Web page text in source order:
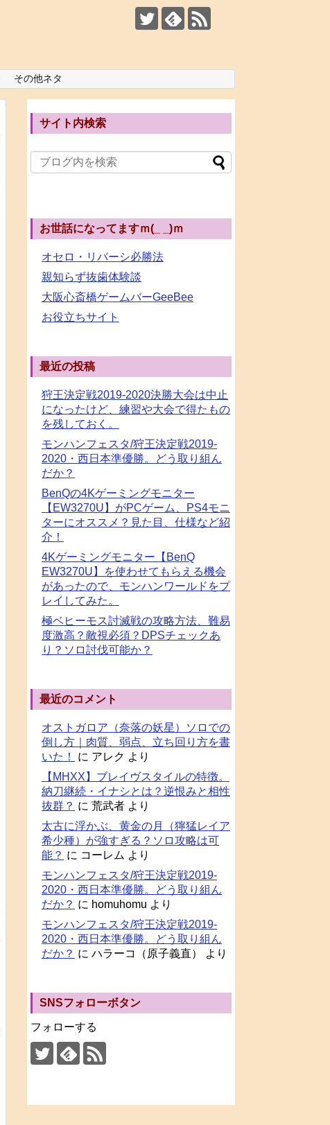
その他ネタ
サイト内検索
お世話になってますｍ(_ _)ｍ
オセロ・リバーシ必勝法
親知らず抜歯体験談
大阪心斎橋ゲームバーGeeBee
お役立ちサイト
最近の投稿
狩王決定戦2019-2020決勝大会は中止
になったけど、練習や大会で得たもの
を残しておく。
モンハンフェスタ/狩王決定戦2019-
2020・西日本準優勝。どう取り組ん
だか？
BenQの4Kゲーミングモニター
【EW3270U】がPCゲーム、PS4モニ
ターにオススメ？見た目、仕様など紹
介！
4Kゲーミングモニター【BenQ
EW3270U】を使わせてもらえる機会
があったので、モンハンワールドをプ
レイしてみた。
極ベヒーモス討滅戦の攻略方法、難易
度激高？敵視必須？DPSチェックあ
り？ソロ討伐可能か？
最近のコメント
オストガロア（奈落の妖星）ソロでの
倒し方｜肉質、弱点、立ち回り方を書
いた！
に アレク より
【MHXX】ブレイヴスタイルの特徴。
納刀継続・イナシとは？逆恨みと相性
抜群？ に 荒武者 より
太古に浮かぶ、黄金の月（獰猛レイア
希少種）が強すぎる？ソロ攻略は可
能？ に コーレム より
モンハンフェスタ/狩王決定戦2019-
2020・西日本準優勝。どう取り組ん
だか？ に homuhomu より
モンハンフェスタ/狩王決定戦2019-
2020・西日本準優勝。どう取り組ん
だか？ に ハラーコ（原子義直） より
SNSフォローボタン
フォローする